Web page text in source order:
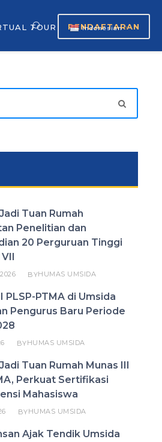
TOUR Indonesian ▼
PENDAFTARAN
Tuan Rumah
Penelitian dan
20 Perguruan Tinggi
BYHUMAS UMSIDA
PLSP-PTMA di Umsida
Pengurus Baru Periode
BYHUMAS UMSIDA
Tuan Rumah Munas III
Perkuat Sertifikasi
Mahasiswa
BYHUMAS UMSIDA
Ajak Tendik Umsida